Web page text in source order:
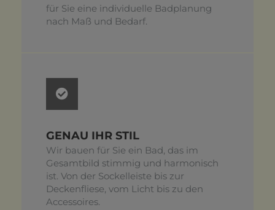
für Sie eine individuelle Badplanung
nach Maß und Bedarf.
GENAU IHR STIL
Wir bauen für Sie ein Bad, das im
Gesamtbild stimmig und harmonisch
ist. Von der Sockelleiste bis zur
Deckenfliese, vom Licht bis zu den
Accessoires.